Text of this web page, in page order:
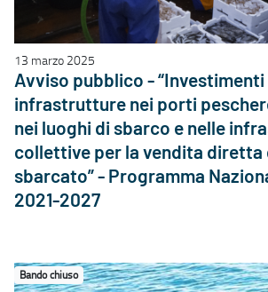
13 marzo 2025
Avviso pubblico - “Investimenti
infrastrutture nei porti
nei luoghi di sbarco e nelle
collettive per la vendita
sbarcato” - Programma
2021-2027
Bando chiuso